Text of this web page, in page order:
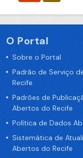
O Portal
Sobre o Portal
Padrão de Serviço
Recife
Padrões de
Abertos do Recife
Política de Dados
Sistemática de
Abertos do Recife